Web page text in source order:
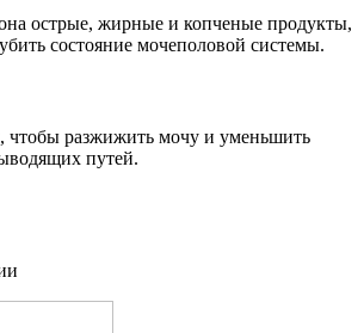
острые, жирные и копченые продукты,
состояние мочеполовой системы.
чтобы разжижить мочу и уменьшить
путей.